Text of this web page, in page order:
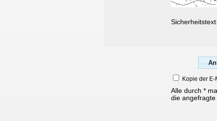
Kopie der
Alle durch *
die